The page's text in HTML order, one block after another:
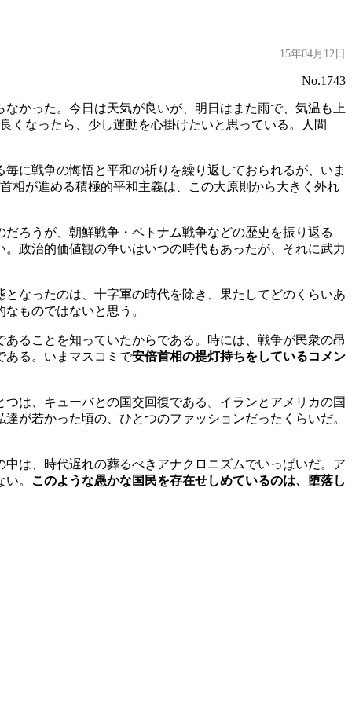
15年04月12日
No.1743
かった。今日は天気が良いが、明日はまた雨で、気温も上
くなったら、少し運動を心掛けたいと思っている。人間
毎に戦争の悔悟と平和の祈りを繰り返しておられるが、いま
相が進める積極的平和主義は、この大原則から大きく外れ
ろうが、朝鮮戦争・ベトナム戦争などの歴史を振り返る
政治的価値観の争いはいつの時代もあったが、それに武力
なったのは、十字軍の時代を除き、果たしてどのくらいあ
ものではないと思う。
ることを知っていたからである。時には、戦争が民衆の昂
ある。いまマスコミで安倍首相の提灯持ちをしているコメン
は、キューバとの国交回復である。イランとアメリカの国
が若かった頃の、ひとつのファッションだったくらいだ。
は、時代遅れの葬るべきアナクロニズムでいっぱいだ。ア
。 このような愚かな国民を存在せしめているのは、堕落し